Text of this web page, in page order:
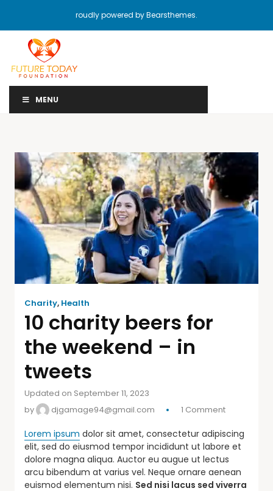
roudly powered by Bearsthemes.
MENU
Charity, Health
10 charity beers for
the weekend – in
tweets
Updated on September 11, 2023
by
djgamage94@gmail.com 1 Comment
Lorem ipsum dolor sit amet, consectetur adipiscing
elit, sed do eiusmod tempor incididunt ut labore et
dolore magna aliqua. Auctor eu augue ut lectus
arcu bibendum at varius vel. Neque ornare aenean
euismod elementum nisi. Sed nisi lacus sed viverra